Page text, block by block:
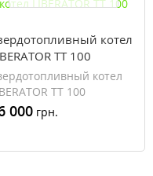
котел
ТТ 100
котел
ТТ 100
000 грн.